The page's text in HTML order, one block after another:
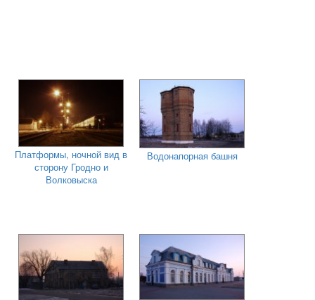
Платформы, ночной вид в
сторону Гродно и
Волковыска
Водонапорная башня